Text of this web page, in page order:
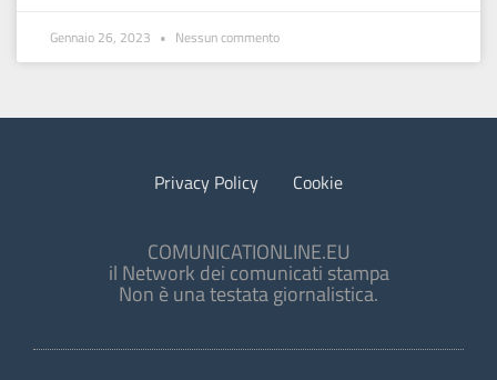
Gennaio 26, 2023 Nessun commento
Privacy Policy Cookie
COMUNICATIONLINE.EU
il Network dei comunicati stampa
Non è una testata giornalistica.